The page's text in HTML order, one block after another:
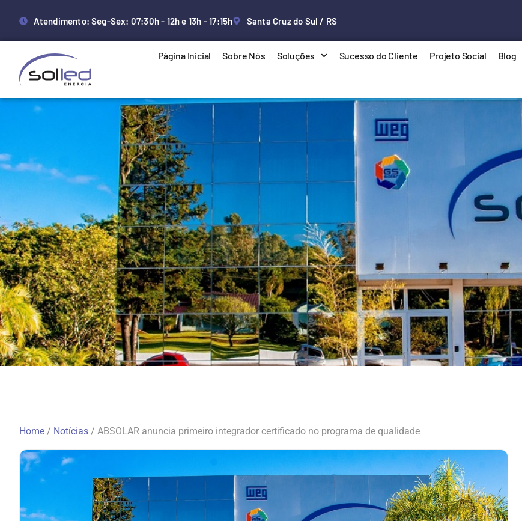
Atendimento: Seg-Sex: 07:30h - 12h e 13h - 17:15h Santa Cruz do Sul / RS
Página Inicial Sobre Nós Soluções Sucesso do Cliente Projeto Social Blog
Home / Notícias / ABSOLAR anuncia primeiro integrador certificado no programa de qualidade